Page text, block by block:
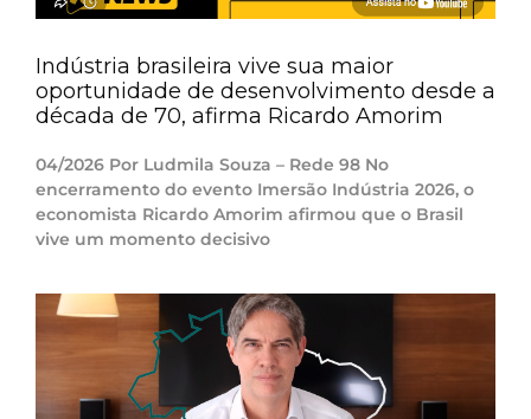
Indústria brasileira vive sua maior
oportunidade de desenvolvimento desde a
década de 70, afirma Ricardo Amorim
04/2026 Por Ludmila Souza – Rede 98 No
encerramento do evento Imersão Indústria 2026, o
economista Ricardo Amorim afirmou que o Brasil
vive um momento decisivo